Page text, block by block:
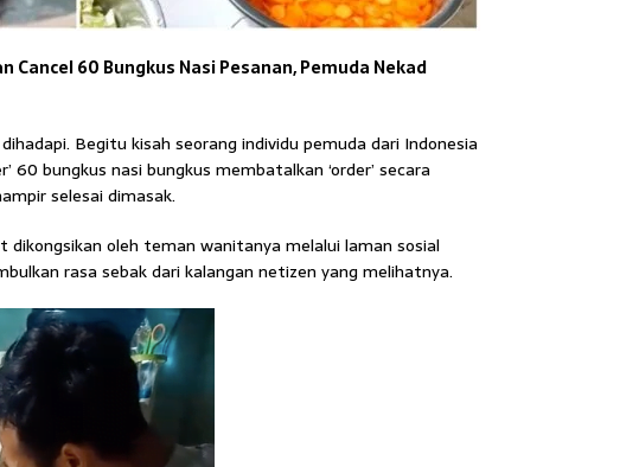
Cancel 60 Bungkus Nasi Pesanan, Pemuda Nekad
Begitu kisah seorang individu pemuda dari Indonesia
60 bungkus nasi bungkus membatalkan ‘order’ secara
selesai dimasak.
oleh teman wanitanya melalui laman sosial
rasa sebak dari kalangan netizen yang melihatnya.